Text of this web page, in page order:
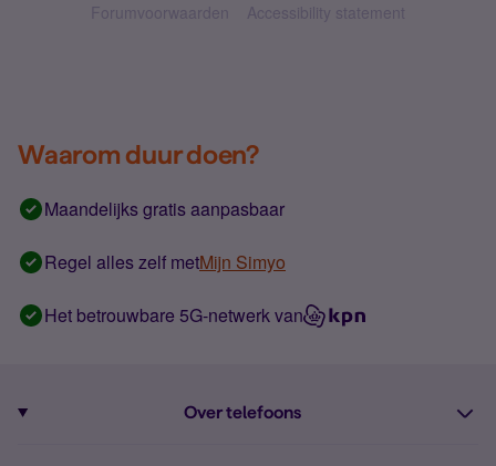
Forumvoorwaarden Accessibility statement
Waarom duur doen?
Maandelijks gratis aanpasbaar
Regel alles zelf metMijn Simyo
Het betrouwbare 5G-netwerk van
Over telefoons